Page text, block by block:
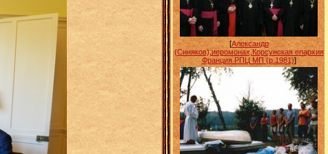
[Александр
(Синяков),иеромонах,Корсунская епархия
Франция РПЦ МП (р.1981)]